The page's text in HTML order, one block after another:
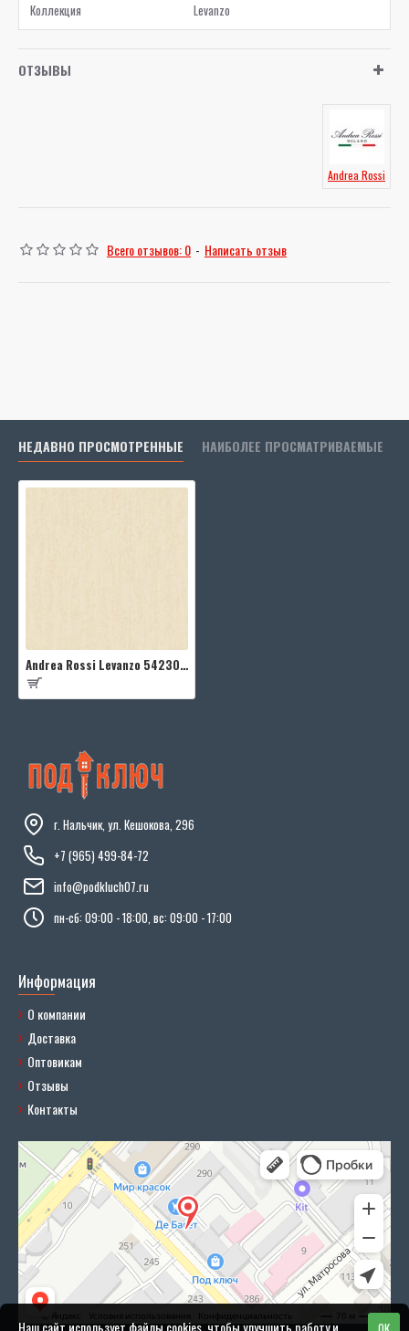
Коллекция Levanzo
ОТЗЫВЫ
Andrea Rossi
Всего отзывов: 0 - Написать отзыв
НЕДАВНО ПРОСМОТРЕННЫЕ НАИБОЛЕЕ ПРОСМАТРИВАЕМЫЕ
Andrea Rossi Levanzo 54230-3
г. Нальчик, ул. Кешокова, 296
+7 (965) 499-84-72
info@podkluch07.ru
пн-сб: 09:00 - 18:00, вс: 09:00 - 17:00
Информация
О компании
Доставка
Оптовикам
Отзывы
Контакты
Наш сайт использует файлы cookies, чтобы улучшить работу и